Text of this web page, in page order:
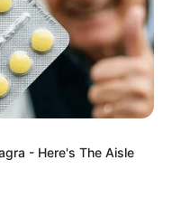
- Here's The Aisle